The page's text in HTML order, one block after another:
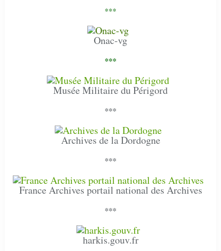
***
Onac-vg
***
Musée Militaire du Périgord
***
Archives de la Dordogne
***
France Archives portail national des Archives
***
harkis.gouv.fr